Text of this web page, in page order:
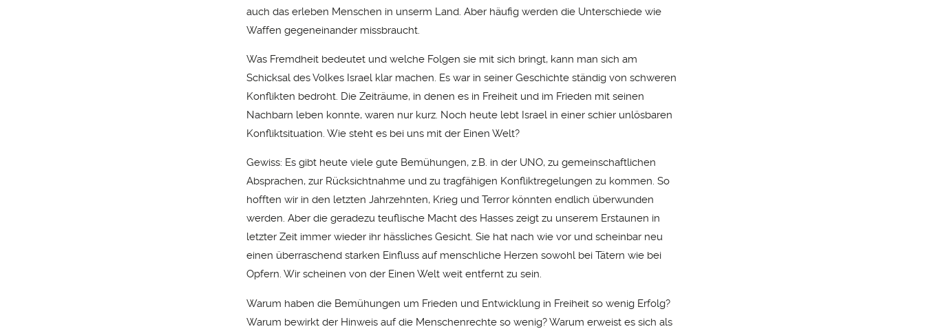
auch das erleben Menschen in unserm Land. Aber häufig werden die Unterschiede wie
Waffen gegeneinander missbraucht.
Was Fremdheit bedeutet und welche Folgen sie mit sich bringt, kann man sich am
Schicksal des Volkes Israel klar machen. Es war in seiner Geschichte ständig von schweren
Konflikten bedroht. Die Zeiträume, in denen es in Freiheit und im Frieden mit seinen
Nachbarn leben konnte, waren nur kurz. Noch heute lebt Israel in einer schier unlösbaren
Konfliktsituation. Wie steht es bei uns mit der Einen Welt?
Gewiss: Es gibt heute viele gute Bemühungen, z.B. in der UNO, zu gemeinschaftlichen
Absprachen, zur Rücksichtnahme und zu tragfähigen Konfliktregelungen zu kommen. So
hofften wir in den letzten Jahrzehnten, Krieg und Terror könnten endlich überwunden
werden. Aber die geradezu teuflische Macht des Hasses zeigt zu unserem Erstaunen in
letzter Zeit immer wieder ihr hässliches Gesicht. Sie hat nach wie vor und scheinbar neu
einen überraschend starken Einfluss auf menschliche Herzen sowohl bei Tätern wie bei
Opfern. Wir scheinen von der Einen Welt weit entfernt zu sein.
Warum haben die Bemühungen um Frieden und Entwicklung in Freiheit so wenig Erfolg?
Warum bewirkt der Hinweis auf die Menschenrechte so wenig? Warum erweist es sich als